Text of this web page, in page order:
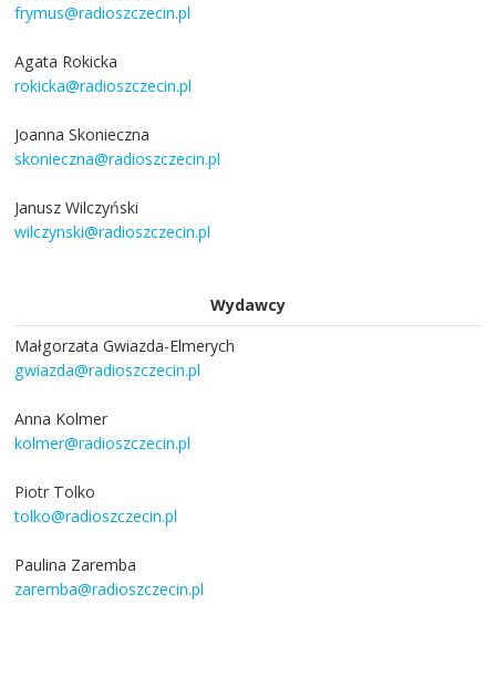
frymus@radioszczecin.pl
Agata Rokicka
rokicka@radioszczecin.pl
Joanna Skonieczna
skonieczna@radioszczecin.pl
Janusz Wilczyński
wilczynski@radioszczecin.pl
Wydawcy
Małgorzata Gwiazda-Elmerych
gwiazda@radioszczecin.pl
Anna Kolmer
kolmer@radioszczecin.pl
Piotr Tolko
tolko@radioszczecin.pl
Paulina Zaremba
zaremba@radioszczecin.pl